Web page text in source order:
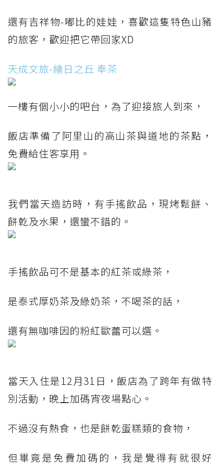
還有吉祥物-嘟比的娃娃，喜歡這隻特色山豬
的旅客，歡迎把它帶回家XD
天成文旅-繪日之丘 奉茶
一樓有個小小的吧台，為了迎接旅人到來，
飯店準備了阿里山的高山茶與道地的茶點，
免費給住客享用。
我們當天造訪時，有手搖飲品，現烤鬆餅、
餅乾及水果，還蠻不錯的。
手搖飲品可不是基本的紅茶或綠茶，
是泰式厚奶茶及綠奶茶，不喝茶的話，
還有無咖啡因的粉紅歐蕾可以選。
當天入住是12月31日，飯店為了跨年有做特
別活動，晚上加碼宵夜場點心。
不過沒有熱食，也是餅乾蛋糕類的食物，
但畢竟是免費加碼的，我是覺得有就很好